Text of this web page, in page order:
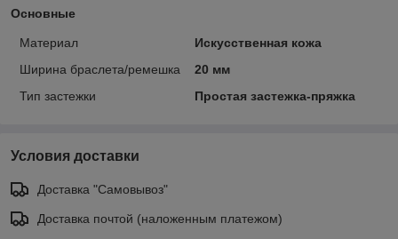
Основные
Материал
Искусственная кожа
Ширина браслета/ремешка
20 мм
Тип застежки
Простая застежка-пряжка
Условия доставки
Доставка "Самовывоз"
Доставка почтой (наложенным платежом)